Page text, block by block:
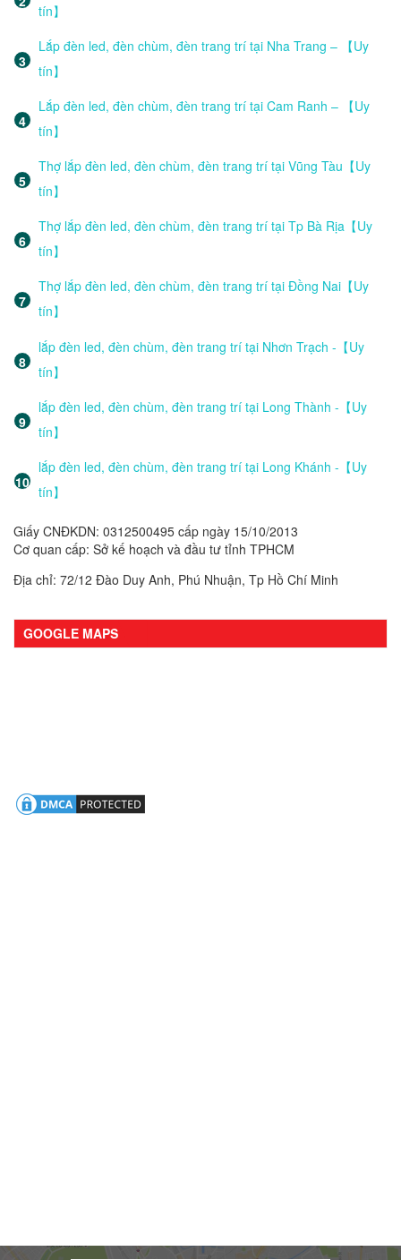
tín】
Lắp đèn led, đèn chùm, đèn trang trí tại Nha Trang – 【Uy
tín】
Lắp đèn led, đèn chùm, đèn trang trí tại Cam Ranh – 【Uy
tín】
Thợ lắp đèn led, đèn chùm, đèn trang trí tại Vũng Tàu【Uy
tín】
Thợ lắp đèn led, đèn chùm, đèn trang trí tại Tp Bà Rịa【Uy
tín】
Thợ lắp đèn led, đèn chùm, đèn trang trí tại Đồng Nai【Uy
tín】
lắp đèn led, đèn chùm, đèn trang trí tại Nhơn Trạch -【Uy
tín】
lắp đèn led, đèn chùm, đèn trang trí tại Long Thành -【Uy
tín】
lắp đèn led, đèn chùm, đèn trang trí tại Long Khánh -【Uy
tín】
Giấy CNĐKDN: 0312500495 cấp ngày 15/10/2013
Cơ quan cấp: Sở kế hoạch và đầu tư tỉnh TPHCM
Địa chỉ: 72/12 Đào Duy Anh, Phú Nhuận, Tp Hồ Chí Minh
GOOGLE MAPS